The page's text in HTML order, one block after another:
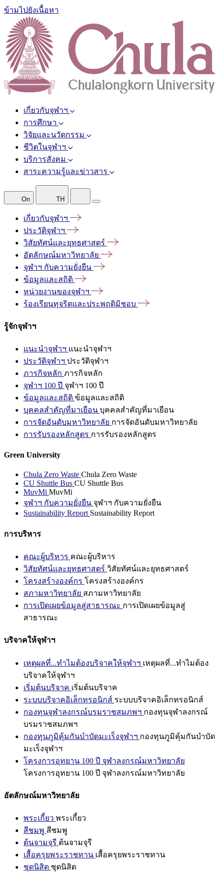
ข้ามไปยังเนื้อหา
เกี่ยวกับจุฬาฯ
การศึกษา
วิจัยและนวัตกรรม
ชีวิตในจุฬาฯ
บริการสังคม
สาระความรู้และข่าวสาร
On TH
เกี่ยวกับจุฬาฯ
ประวัติจุฬาฯ
วิสัยทัศน์และยุทธศาสตร์
อัตลักษณ์มหาวิทยาลัย
จุฬาฯ กับความยั่งยืน
ข้อมูลและสถิติ
หน่วยงานของจุฬาฯ
ร้องเรียนทุจริตและประพฤติมิชอบ
รู้จักจุฬาฯ
แนะนำจุฬาฯ แนะนำจุฬาฯ
ประวัติจุฬาฯ ประวัติจุฬาฯ
ภารกิจหลัก ภารกิจหลัก
จุฬาฯ 100 ปี จุฬาฯ 100 ปี
ข้อมูลและสถิติ ข้อมูลและสถิติ
บุคคลสำคัญที่มาเยือน บุคคลสำคัญที่มาเยือน
การจัดอันดับมหาวิทยาลัย การจัดอันดับมหาวิทยาลัย
การรับรองหลักสูตร การรับรองหลักสูตร
Green University
Chula Zero Waste Chula Zero Waste
CU Shuttle Bus CU Shuttle Bus
MuvMi MuvMi
จุฬาฯ กับความยั่งยืน จุฬาฯ กับความยั่งยืน
Sustainability Report Sustainability Report
การบริหาร
คณะผู้บริหาร คณะผู้บริหาร
วิสัยทัศน์และยุทธศาสตร์ วิสัยทัศน์และยุทธศาสตร์
โครงสร้างองค์กร โครงสร้างองค์กร
สภามหาวิทยาลัย สภามหาวิทยาลัย
การเปิดเผยข้อมูลสู่สาธารณะ การเปิดเผยข้อมูลสู่
สาธารณะ
บริจาคให้จุฬาฯ
เหตุผลที่...ทำไมต้องบริจาคให้จุฬาฯ เหตุผลที่...ทำไมต้อง
บริจาคให้จุฬาฯ
เริ่มต้นบริจาค เริ่มต้นบริจาค
ระบบบริจาคอิเล็กทรอนิกส์ ระบบบริจาคอิเล็กทรอนิกส์
กองทุนจุฬาลงกรณ์บรมราชสมภพฯ กองทุนจุฬาลงกรณ์
บรมราชสมภพฯ
กองทุนภูมิคุ้มกันบำบัดมะเร็งจุฬาฯ กองทุนภูมิคุ้มกันบำบัด
มะเร็งจุฬาฯ
โครงการอุทยาน 100 ปี จุฬาลงกรณ์มหาวิทยาลัย
โครงการอุทยาน 100 ปี จุฬาลงกรณ์มหาวิทยาลัย
อัตลักษณ์มหาวิทยาลัย
พระเกี้ยว พระเกี้ยว
สีชมพู สีชมพู
ต้นจามจุรี ต้นจามจุรี
เสื้อครุยพระราชทาน เสื้อครุยพระราชทาน
ชุดนิสิต ชุดนิสิต